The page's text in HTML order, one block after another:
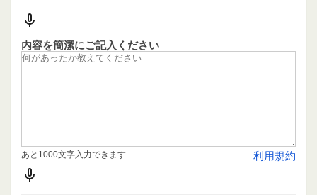
内容を簡潔にご記入ください
利用規約
あと1000文字入力できます